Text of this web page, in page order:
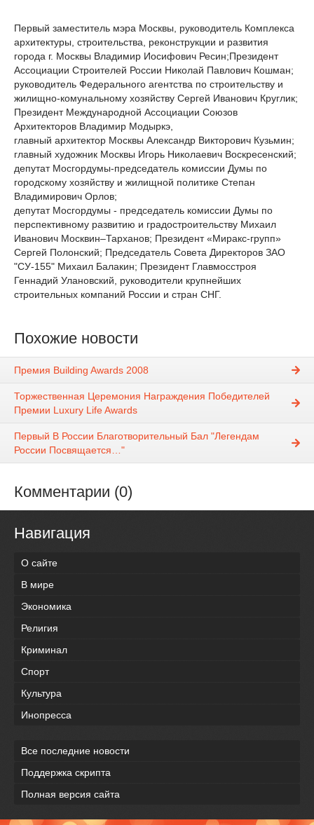
Первый заместитель мэра Москвы, руководитель Комплекса
архитектуры, строительства, реконструкции и развития
города г. Москвы Владимир Иосифович Ресин;Президент
Ассоциации Строителей России Николай Павлович Кошман;
руководитель Федерального агентства по строительству и
жилищно-комунальному хозяйству Сергей Иванович Круглик;
Президент Международной Ассоциации Союзов
Архитекторов Владимир Модыркэ,
главный архитектор Москвы Александр Викторович Кузьмин;
главный художник Москвы Игорь Николаевич Воскресенский;
депутат Мосгордумы-председатель комиссии Думы по
городскому хозяйству и жилищной политике Степан
Владимирович Орлов;
депутат Мосгордумы - председатель комиссии Думы по
перспективному развитию и градостроительству Михаил
Иванович Москвин–Тарханов; Президент «Миракс-групп»
Сергей Полонский; Председатель Совета Директоров ЗАО
"СУ-155" Михаил Балакин; Президент Главмосстроя
Геннадий Улановский, руководители крупнейших
строительных компаний России и стран СНГ.
Похожие новости
Премия Building Awards 2008
Торжественная Церемония Награждения Победителей
Премии Luxury Life Awards
Первый В России Благотворительный Бал "Легендам
России Посвящается…"
Комментарии (0)
Навигация
О сайте
В мире
Экономика
Религия
Криминал
Спорт
Культура
Инопресса
Все последние новости
Поддержка скрипта
Полная версия сайта